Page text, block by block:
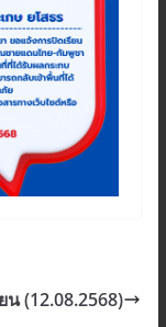
น (12.08.2568)